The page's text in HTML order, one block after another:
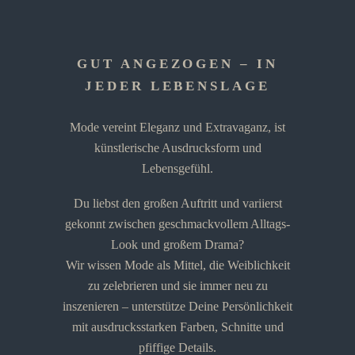
GUT ANGEZOGEN – IN
JEDER LEBENSLAGE
Mode vereint Eleganz und Extravaganz, ist
künstlerische Ausdrucksform und
Lebensgefühl.
Du liebst den großen Auftritt und variierst
gekonnt zwischen geschmackvollem Alltags-
Look und großem Drama?
Wir wissen Mode als Mittel, die Weiblichkeit
zu zelebrieren und sie immer neu zu
inszenieren – unterstütze Deine Persönlichkeit
mit ausdrucksstarken Farben, Schnitte und
pfiffige Details.